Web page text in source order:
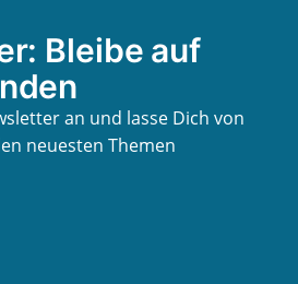
Bleibe auf
an und lasse Dich von
neuesten Themen